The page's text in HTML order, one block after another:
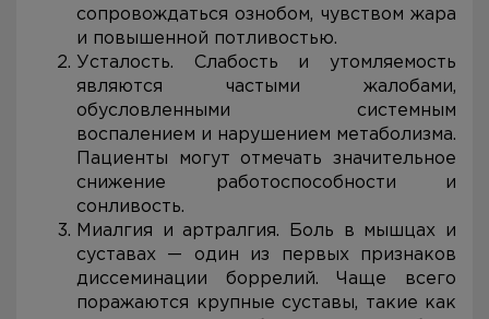
сопровождаться ознобом, чувством жара
и повышенной потливостью.
Усталость. Слабость и утомляемость
являются частыми жалобами,
обусловленными системным
воспалением и нарушением метаболизма.
Пациенты могут отмечать значительное
снижение работоспособности и
сонливость.
Миалгия и артралгия. Боль в мышцах и
суставах — один из первых признаков
диссеминации боррелий. Чаще всего
поражаются крупные суставы, такие как